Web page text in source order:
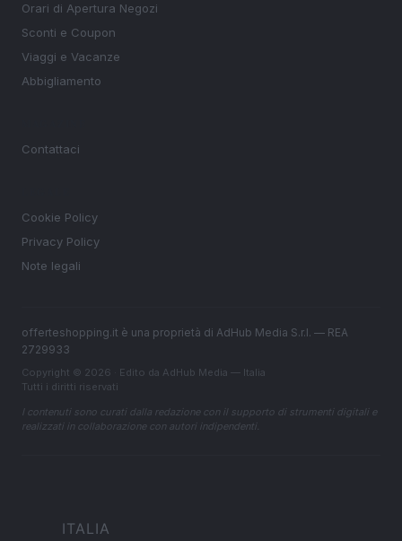
Orari di Apertura Negozi
Sconti e Coupon
Viaggi e Vacanze
Abbigliamento
Contattaci
Cookie Policy
Privacy Policy
Note legali
offerteshopping.it è una proprietà di AdHub Media S.r.l. — REA
2729933
Copyright © 2026 · Edito da AdHub Media — Italia
Tutti i diritti riservati
I contenuti sono curati dalla redazione con il supporto di strumenti digitali e
realizzati in collaborazione con autori indipendenti.
ITALIA